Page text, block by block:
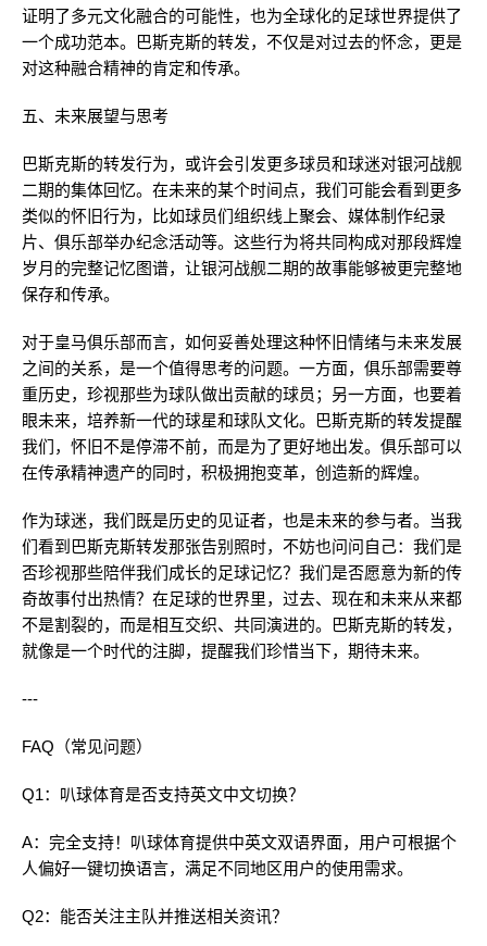
证明了多元文化融合的可能性，也为全球化的足球世界提供了
一个成功范本。巴斯克斯的转发，不仅是对过去的怀念，更是
对这种融合精神的肯定和传承。
五、未来展望与思考
巴斯克斯的转发行为，或许会引发更多球员和球迷对银河战舰
二期的集体回忆。在未来的某个时间点，我们可能会看到更多
类似的怀旧行为，比如球员们组织线上聚会、媒体制作纪录
片、俱乐部举办纪念活动等。这些行为将共同构成对那段辉煌
岁月的完整记忆图谱，让银河战舰二期的故事能够被更完整地
保存和传承。
对于皇马俱乐部而言，如何妥善处理这种怀旧情绪与未来发展
之间的关系，是一个值得思考的问题。一方面，俱乐部需要尊
重历史，珍视那些为球队做出贡献的球员；另一方面，也要着
眼未来，培养新一代的球星和球队文化。巴斯克斯的转发提醒
我们，怀旧不是停滞不前，而是为了更好地出发。俱乐部可以
在传承精神遗产的同时，积极拥抱变革，创造新的辉煌。
作为球迷，我们既是历史的见证者，也是未来的参与者。当我
们看到巴斯克斯转发那张告别照时，不妨也问问自己：我们是
否珍视那些陪伴我们成长的足球记忆？我们是否愿意为新的传
奇故事付出热情？在足球的世界里，过去、现在和未来从来都
不是割裂的，而是相互交织、共同演进的。巴斯克斯的转发，
就像是一个时代的注脚，提醒我们珍惜当下，期待未来。
---
FAQ（常见问题）
Q1：叭球体育是否支持英文中文切换？
A：完全支持！叭球体育提供中英文双语界面，用户可根据个
人偏好一键切换语言，满足不同地区用户的使用需求。
Q2：能否关注主队并推送相关资讯？